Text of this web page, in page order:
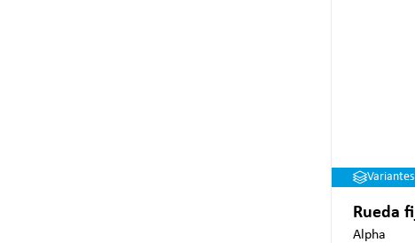
Variantes
Rueda
Alpha